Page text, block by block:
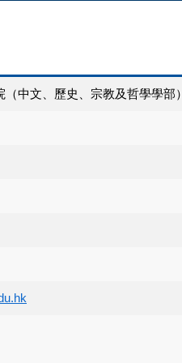
中文、歷史、宗教及哲學學部）